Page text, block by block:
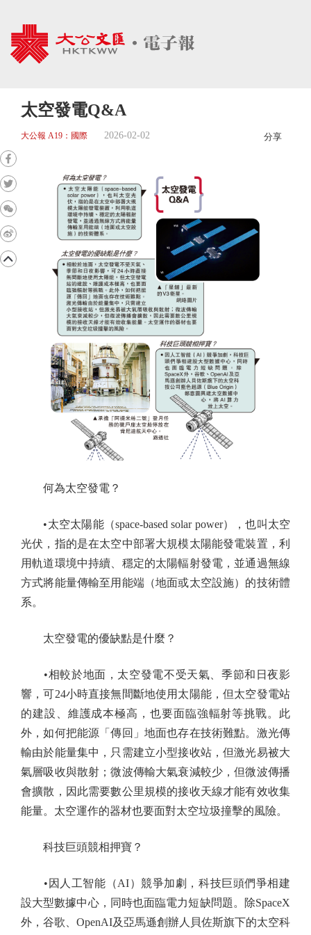
太空發電Q&A
大公報 A19：國際 2026-02-02 分享
何為太空發電？
•太空太陽能（space-based solar power），也叫太空
光伏，指的是在太空中部署大規模太陽能發電裝置，利
用軌道環境中持續、穩定的太陽輻射發電，並通過無線
方式將能量傳輸至用能端（地面或太空設施）的技術體
系。
太空發電的優缺點是什麼？
•相較於地面，太空發電不受天氣、季節和日夜影
響，可24小時直接無間斷地使用太陽能，但太空發電站
的建設、維護成本極高，也要面臨強輻射等挑戰。此
外，如何把能源「傳回」地面也存在技術難點。激光傳
輸由於能量集中，只需建立小型接收站，但激光易被大
氣層吸收與散射；微波傳輸大氣衰減較少，但微波傳播
會擴散，因此需要數公里規模的接收天線才能有效收集
能量。太空運作的器材也要面對太空垃圾撞擊的風險。
科技巨頭競相押寶？
•因人工智能（AI）競爭加劇，科技巨頭們爭相建
設大型數據中心，同時也面臨電力短缺問題。除SpaceX
外，谷歌、OpenAI及亞馬遜創辦人貝佐斯旗下的太空科